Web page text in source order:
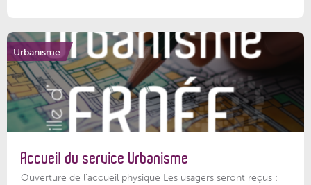
Urbanisme
Accueil du service Urbanisme
Ouverture de l'accueil physique Les usagers seront reçus :